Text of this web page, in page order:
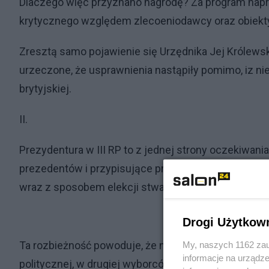
krytycznego względem zlecoeniodawcy oraz
Zresztą samo pojawienie się Urzędnika Jej
urzeczone, że usprawnienia nastąpiły pomimo, iz
brytyjskiej.
II.
Prezydentura w III RP to z jednej strony
prezedentów i przypisujące prezydentowi rolę
wraz z sposobem elekcji stwarzające z
Ta rozbieżność powoduje, że najlepsze oceny od
politycznej, w drugiej wyborców) zbierają
Drogi
My, naszych 1162
informacje na